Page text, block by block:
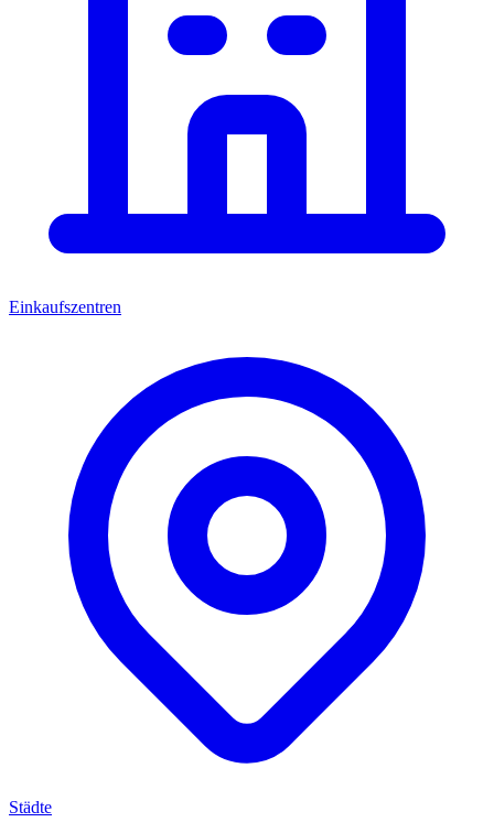
Einkaufszentren
Städte